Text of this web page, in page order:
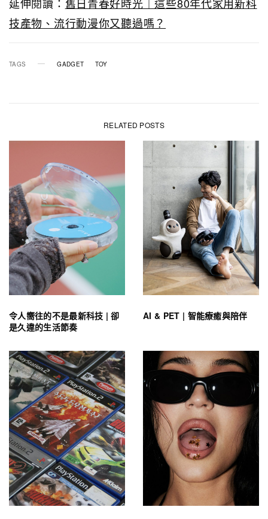
技產物、流行動漫你又聽過嗎？
TAGS GADGET TOY
RELATED POSTS
令人嚮往的不是最新科技 | 卻
是久違的生活節奏
AI & PET | 智能療癒與陪伴